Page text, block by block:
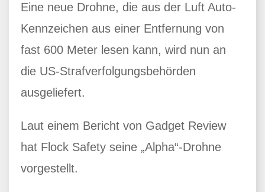
Eine neue Drohne, die aus der Luft Auto-
Kennzeichen aus einer Entfernung von
fast 600 Meter lesen kann, wird nun an
die US-Strafverfolgungsbehörden
ausgeliefert.
Laut einem Bericht von Gadget Review
hat Flock Safety seine „Alpha“-Drohne
vorgestellt.